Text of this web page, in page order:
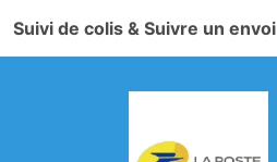
Suivi de colis & Suivre un envoi